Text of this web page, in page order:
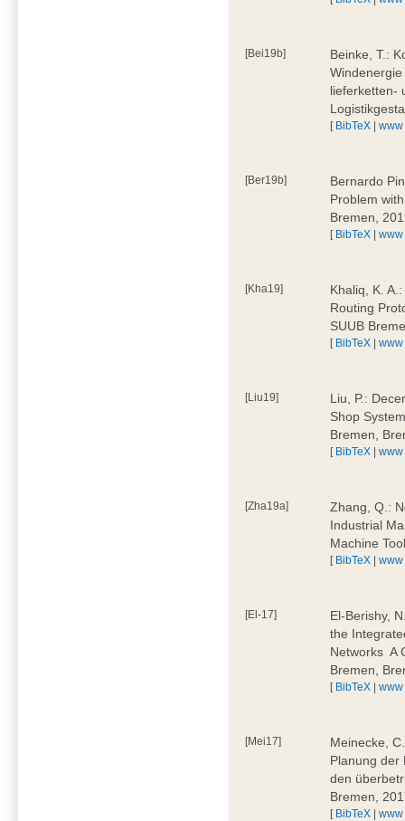
[Bei19b]
Beinke, T.:
lieferketten-
[ BibTeX |www
[Ber19b]
Bernardo
Problem
Bremen,
[ BibTeX |www
[Kha19]
Khaliq, K.
Routing
SUUB
[ BibTeX |www
[Liu19]
Liu, P.:
Shop
Bremen,
[ BibTeX |www
[Zha19a]
Zhang, Q.:
Industrial
Machine
[ BibTeX |www
[El-17]
El-Berishy,
the
Networks 
Bremen,
[ BibTeX |www
[Mei17]
Meinecke,
Planung der
den
Bremen,
[ BibTeX |www